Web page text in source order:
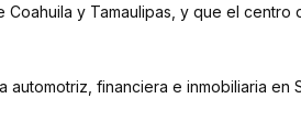
y Tamaulipas, y que el centro
financiera e inmobiliaria en